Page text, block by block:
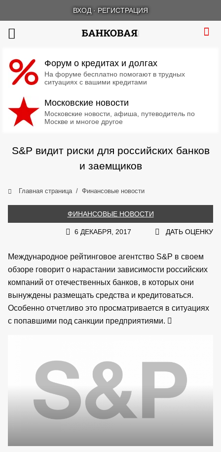
ВХОД · РЕГИСТРАЦИЯ
Форум о кредитах и долгах
На форуме бесплатно помогают в трудных
ситуациях с вашими кредитами
Московские новости
Московские новости, афиша, путеводитель по
Москве и многое другое
S&P видит риски для российских банков
и заемщиков
Главная страница Финансовые новости
ФИНАНСОВЫЕ НОВОСТИ
6 ДЕКАБРЯ, 2017 ДАТЬ ОЦЕНКУ
Международное рейтинговое агентство S&P в своем
обзоре говорит о нарастании зависимости российских
компаний от отечественных банков, в которых они
вынуждены размещать средства и кредитоваться.
Особенно отчетливо это просматривается в ситуациях
с попавшими под санкции предприятиями.